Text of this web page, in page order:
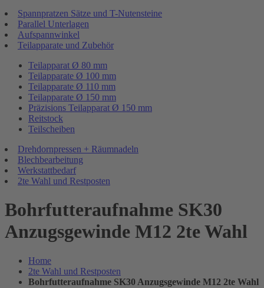
Spannpratzen Sätze und T-Nutensteine
Parallel Unterlagen
Aufspannwinkel
Teilapparate und Zubehör
Teilapparat Ø 80 mm
Teilapparate Ø 100 mm
Teilapparate Ø 110 mm
Teilapparate Ø 150 mm
Präzisions Teilapparat Ø 150 mm
Reitstock
Teilscheiben
Drehdornpressen + Räumnadeln
Blechbearbeitung
Werkstattbedarf
2te Wahl und Restposten
Bohrfutteraufnahme SK30
Anzugsgewinde M12 2te Wahl
Home
2te Wahl und Restposten
Bohrfutteraufnahme SK30 Anzugsgewinde M12 2te Wahl